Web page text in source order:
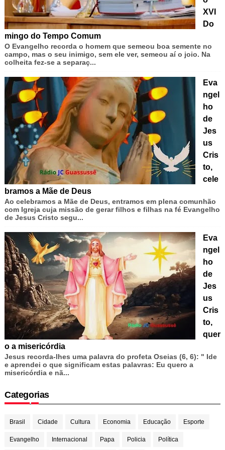
XVI
Do
mingo do Tempo Comum
O Evangelho recorda o homem que semeou boa semente no
campo, mas o seu inimigo, sem ele ver, semeou aí o joio. Na
colheita fez-se a separaç...
Eva
ngel
ho
de
Jes
us
Cris
to,
cele
bramos a Mãe de Deus
Ao celebramos a Mãe de Deus, entramos em plena comunhão
com Igreja cuja missão de gerar filhos e filhas na fé Evangelho
de Jesus Cristo segu...
Eva
ngel
ho
de
Jes
us
Cris
to,
quer
o a misericórdia
Jesus recorda-lhes uma palavra do profeta Oseias (6, 6): " Ide
e aprendei o que significam estas palavras: Eu quero a
misericórdia e nã...
Categorias
Brasil Cidade Cultura Economia Educação Esporte
Evangelho Internacional Papa Policia Política